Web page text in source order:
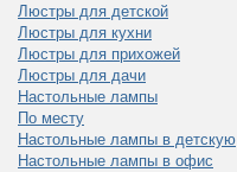
Люстры для детской
Люстры для кухни
Люстры для прихожей
Люстры для дачи
Настольные лампы
По месту
Настольные лампы в детскую
Настольные лампы в офис